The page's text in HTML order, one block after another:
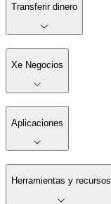
Transferir dinero
Xe Negocios
Aplicaciones
Herramientas y recursos